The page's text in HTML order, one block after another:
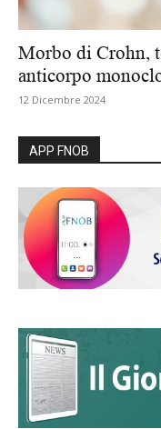
Morbo di Crohn,
anticorpo
12 Dicembre 2024
APP FNOB